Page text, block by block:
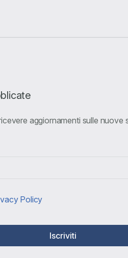
aggiornamenti sulle nuove
Policy
Iscriviti